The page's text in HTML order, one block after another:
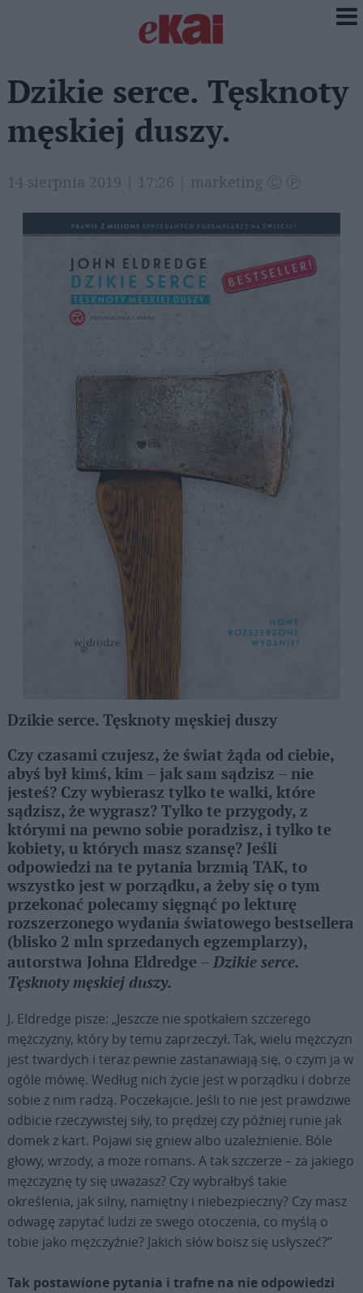
Dzikie serce. Tęsknoty
męskiej duszy.
14 sierpnia 2019 | 17:26 | marketing Ⓒ Ⓟ
Dzikie serce. Tęsknoty męskiej duszy
Czy czasami czujesz, że świat żąda od ciebie,
abyś był kimś, kim – jak sam sądzisz – nie
jesteś? Czy wybierasz tylko te walki, które
sądzisz, że wygrasz? Tylko te przygody, z
którymi na pewno sobie poradzisz, i tylko te
kobiety, u których masz szansę? Jeśli
odpowiedzi na te pytania brzmią TAK, to
wszystko jest w porządku, a żeby się o tym
przekonać polecamy sięgnąć po lekturę
rozszerzonego wydania światowego bestsellera
(blisko 2 mln sprzedanych egzemplarzy),
autorstwa Johna Eldredge – Dzikie serce.
Tęsknoty męskiej duszy.
J. Eldredge pisze: „Jeszcze nie spotkałem szczerego
mężczyzny, który by temu zaprzeczył. Tak, wielu mężczyzn
jest twardych i teraz pewnie zastanawiają się, o czym ja w
ogóle mówię. Według nich życie jest w porządku i dobrze
sobie z nim radzą. Poczekajcie. Jeśli to nie jest prawdziwe
odbicie rzeczywistej siły, to prędzej czy później runie jak
domek z kart. Pojawi się gniew albo uzależ­nienie. Bóle
głowy, wrzody, a może romans. A tak szczerze – za jakiego
mężczyznę ty się uważasz? Czy wybrałbyś takie
określenia, jak silny, namiętny i niebezpiecz­ny? Czy masz
odwagę zapytać ludzi ze swego otoczenia, co myślą o
tobie jako mężczyźnie? Jakich słów boisz się usłyszeć?”
Tak postawione pytania i trafne na nie odpowiedzi